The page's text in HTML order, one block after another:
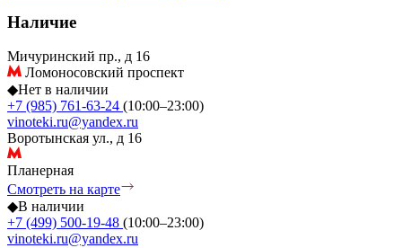
Наличие
Мичуринский пр., д 16
Ломоносовский проспект
◆Нет в наличии
+7 (985) 761-63-24 (10:00–23:00)
vinoteki.ru@yandex.ru
Воротынская ул., д 16
Планерная
Смотреть на карте
◆В наличии
+7 (499) 500-19-48 (10:00–23:00)
vinoteki.ru@yandex.ru